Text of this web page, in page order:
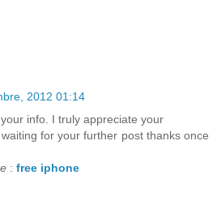
2012 01:14
info. I truly appreciate your
for your further post thanks once
: free iphone